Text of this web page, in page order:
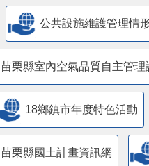
公共設施維護管理情
苗栗縣室內空氣品質自主管理
18鄉鎮市年度特色活動
苗栗縣國土計畫資訊網